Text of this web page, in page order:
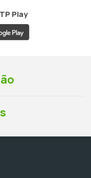
Play